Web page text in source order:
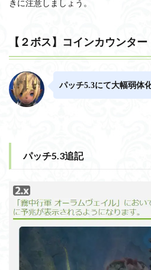
きに注意しましょう。
【２ボス】コインカウンター
パッチ5.3にて大幅弱体
パッチ5.3追記